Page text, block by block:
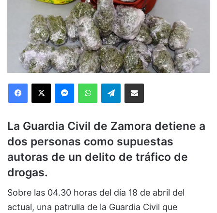
Telegram
La Guardia Civil de Zamora detiene a
dos personas como supuestas
autoras de un delito de tráfico de
drogas.
Sobre las 04.30 horas del día 18 de abril del
actual, una patrulla de la Guardia Civil que